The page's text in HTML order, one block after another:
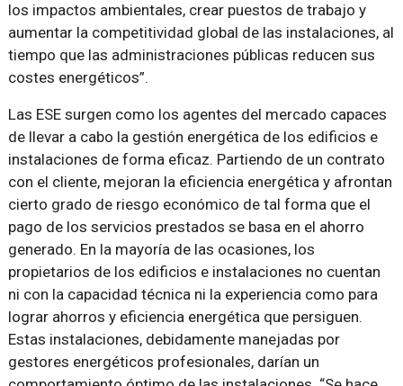
los impactos ambientales, crear puestos de trabajo y
aumentar la competitividad global de las instalaciones, al
tiempo que las administraciones públicas reducen sus
costes energéticos”.
Las ESE surgen como los agentes del mercado capaces
de llevar a cabo la gestión energética de los edificios e
instalaciones de forma eficaz. Partiendo de un contrato
con el cliente, mejoran la eficiencia energética y afrontan
cierto grado de riesgo económico de tal forma que el
pago de los servicios prestados se basa en el ahorro
generado. En la mayoría de las ocasiones, los
propietarios de los edificios e instalaciones no cuentan
ni con la capacidad técnica ni la experiencia como para
lograr ahorros y eficiencia energética que persiguen.
Estas instalaciones, debidamente manejadas por
gestores energéticos profesionales, darían un